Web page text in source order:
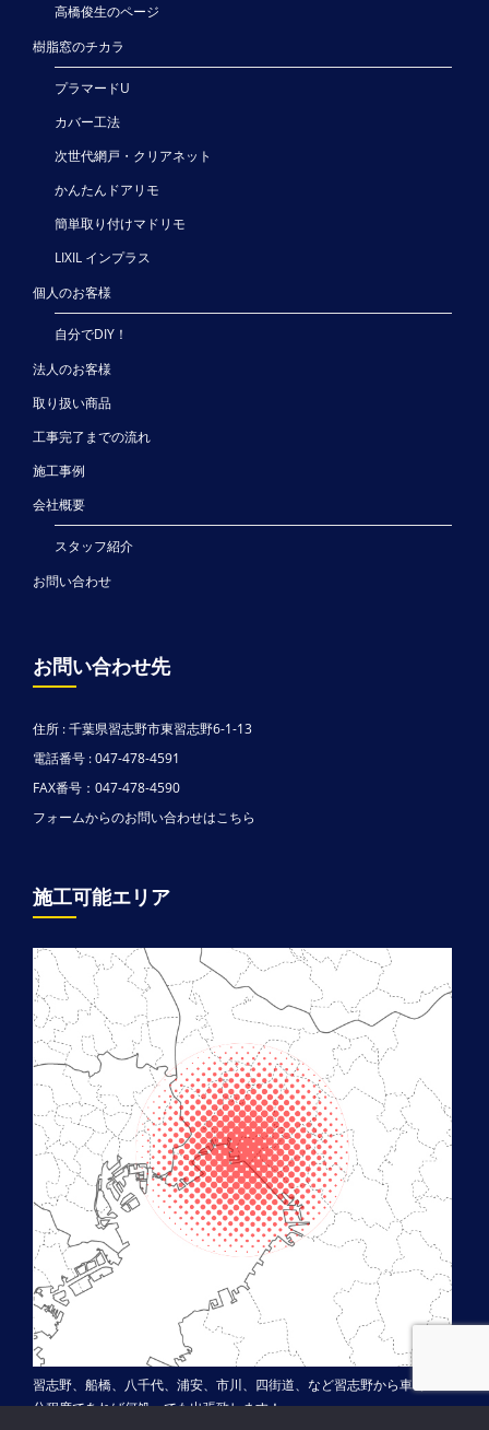
高橋俊生のページ
樹脂窓のチカラ
プラマードU
カバー工法
次世代網戸・クリアネット
かんたんドアリモ
簡単取り付けマドリモ
LIXIL インプラス
個人のお客様
自分でDIY！
法人のお客様
取り扱い商品
工事完了までの流れ
施工事例
会社概要
スタッフ紹介
お問い合わせ
お問い合わせ先
住所 : 千葉県習志野市東習志野6-1-13
電話番号 : 047-478-4591
FAX番号：047-478-4590
フォームからのお問い合わせはこちら
施工可能エリア
習志野、船橋、八千代、浦安、市川、四街道、など習志野から車で30
分程度であれば何処へでも出張致します！